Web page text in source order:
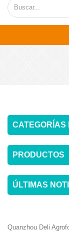
CATEGORÍAS
PRODUCTOS
ÚLTIMAS
Quanzhou Deli